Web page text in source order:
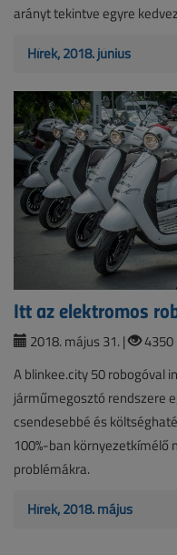
arányt tekintve egyre
Hírek, 2018. június
Itt az elektromos
2018. május 31. |
4350
A blinkee.city 50 robogóval
járműmegosztó rendszere
csendesebbé és
100%-ban környezetkímélő
problémákra.
Hírek, 2018. május